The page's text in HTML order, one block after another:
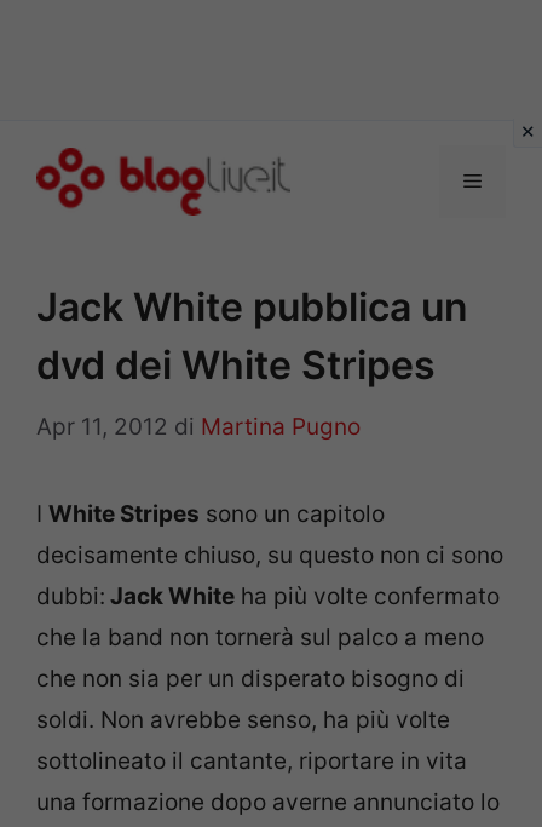
Menu
Jack White pubblica un
dvd dei White Stripes
Apr 11, 2012 di Martina Pugno
I White Stripes sono un capitolo
decisamente chiuso, su questo non ci sono
dubbi: Jack White ha più volte confermato
che la band non tornerà sul palco a meno
che non sia per un disperato bisogno di
soldi. Non avrebbe senso, ha più volte
sottolineato il cantante, riportare in vita
una formazione dopo averne annunciato lo